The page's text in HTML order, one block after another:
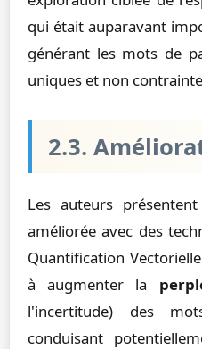
qui était auparavant
générant les mots de
uniques et non
2.3.
Les auteurs
améliorée avec des
Quantification
à augmenter la
l'incertitude) des
conduisant